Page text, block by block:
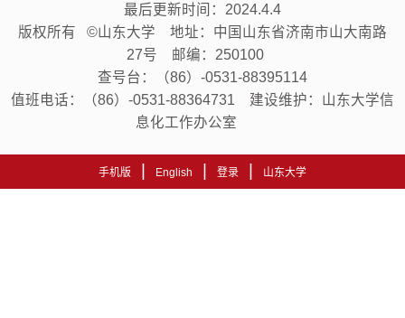
最后更新时间： 2024.4.4
版权所有 ©山东大学 地址：中国山东省济南市山大南路
27号 邮编：250100
查号台：（86）-0531-88395114
值班电话：（86）-0531-88364731 建设维护：山东大学信
息化工作办公室
手机版 English 登录 山东大学